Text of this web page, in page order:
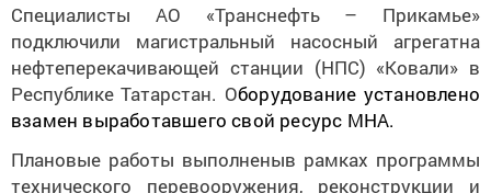
Специалисты АО «Транснефть – Прикамье»
подключили магистральный насосный агрегатна
нефтеперекачивающей станции (НПС) «Ковали» в
Республике Татарстан. Оборудование установлено
взамен выработавшего свой ресурс МНА.
Плановые работы выполненыв рамках программы
технического перевооружения, реконструкции и